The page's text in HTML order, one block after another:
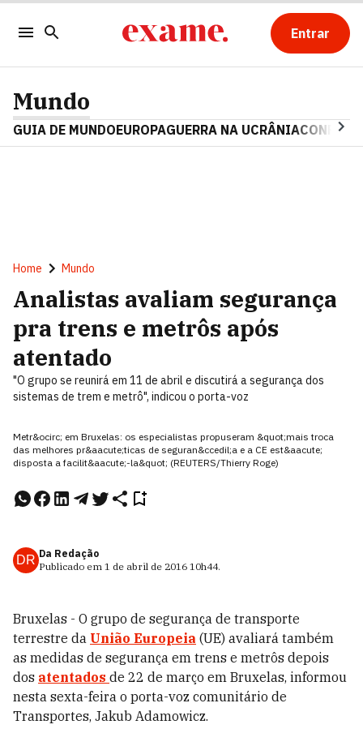
Entrar
Mundo
GUIA DE MUNDOEUROPAGUERRA NA UCRÂNIA
Home Mundo
Analistas avaliam segurança
pra trens e metrôs após
atentado
"O grupo se reunirá em 11 de abril e discutirá a segurança dos
sistemas de trem e metrô", indicou o porta-voz
Metr&ocirc; em Bruxelas: os especialistas propuseram &quot;mais troca
das melhores pr&aacute;ticas de seguran&ccedil;a e a CE est&aacute;
disposta a facilit&aacute;-la&quot; (REUTERS/Thierry Roge)
DR Da Redação
Publicado em 1 de abril de 2016 10h44.
Bruxelas - O grupo de segurança de transporte
terrestre da União Europeia (UE) avaliará também
as medidas de segurança em trens e metrôs depois
dos atentados de 22 de março em Bruxelas, informou
nesta sexta-feira o porta-voz comunitário de
Transportes, Jakub Adamowicz.